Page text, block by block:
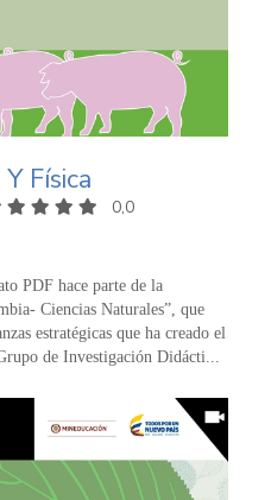
Física
0,0
PDF hace parte de la
Ciencias Naturales”, que
estratégicas que ha creado el
de Investigación Didácti...